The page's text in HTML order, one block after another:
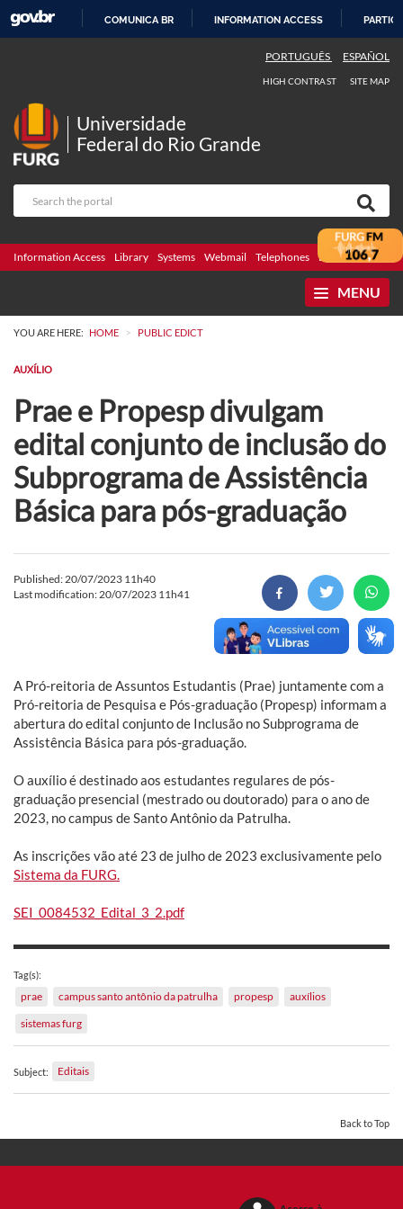
COMUNICA BR INFORMATION ACCESS
PORTUGUÊS ESPAÑOL
HIGH CONTRAST SITE MAP
Universidade
Federal do Rio Grande
Information Access Library Systems Webmail Telephones Bidding
MENU
YOU ARE HERE: HOME > PUBLIC EDICT
AUXÍLIO
Prae e Propesp divulgam
edital conjunto de inclusão do
Subprograma de Assistência
Básica para pós-graduação
Published: 20/07/2023 11h40
Last modification: 20/07/2023 11h41
A Pró-reitoria de Assuntos Estudantis (Prae) juntamente com a
Pró-reitoria de Pesquisa e Pós-graduação (Propesp) informam a
abertura do edital conjunto de Inclusão no Subprograma de
Assistência Básica para pós-graduação.
O auxílio é destinado aos estudantes regulares de pós-
graduação presencial (mestrado ou doutorado) para o ano de
2023, no campus de Santo Antônio da Patrulha.
As inscrições vão até 23 de julho de 2023 exclusivamente pelo
Sistema da FURG.
SEI_0084532_Edital_3_2.pdf
Tag(s):
prae campus santo antônio da patrulha propesp
auxílios
sistemas furg
Subject: Editais
Back to Top